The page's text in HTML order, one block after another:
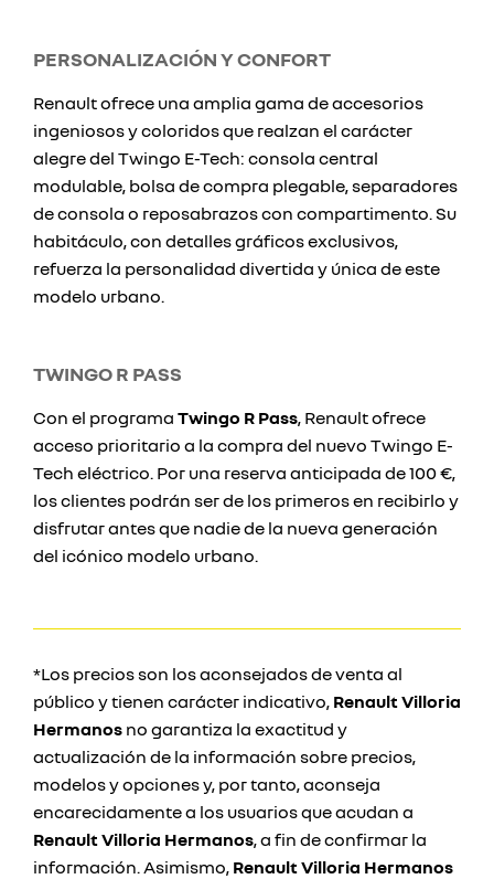
PERSONALIZACIÓN Y CONFORT
Renault ofrece una amplia gama de accesorios
ingeniosos y coloridos que realzan el carácter
alegre del Twingo E-Tech: consola central
modulable, bolsa de compra plegable, separadores
de consola o reposabrazos con compartimento. Su
habitáculo, con detalles gráficos exclusivos,
refuerza la personalidad divertida y única de este
modelo urbano.
TWINGO R PASS
Con el programa Twingo R Pass, Renault ofrece
acceso prioritario a la compra del nuevo Twingo E-
Tech eléctrico. Por una reserva anticipada de 100 €,
los clientes podrán ser de los primeros en recibirlo y
disfrutar antes que nadie de la nueva generación
del icónico modelo urbano.
*Los precios son los aconsejados de venta al
público y tienen carácter indicativo, Renault Villoria
Hermanos no garantiza la exactitud y
actualización de la información sobre precios,
modelos y opciones y, por tanto, aconseja
encarecidamente a los usuarios que acudan a
Renault Villoria Hermanos, a fin de confirmar la
información. Asimismo, Renault Villoria Hermanos